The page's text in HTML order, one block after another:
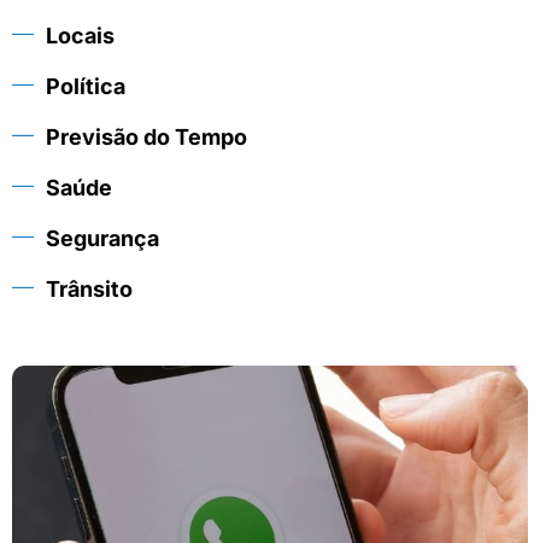
Locais
Política
Previsão do Tempo
Saúde
Segurança
Trânsito